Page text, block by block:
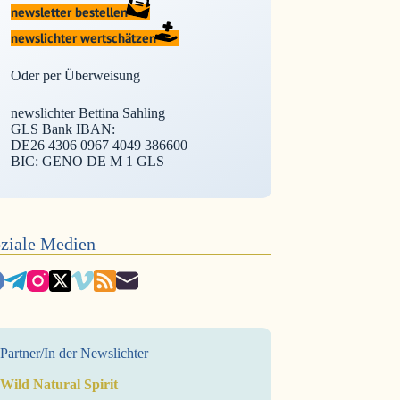
newsletter bestellen
newslichter wertschätzen
Oder per Überweisung
newslichter Bettina Sahling
GLS Bank IBAN:
DE26 4306 0967 4049 386600
BIC: GENO DE M 1 GLS
Medien
Partner/In der Newslichter
Wild Natural Spirit